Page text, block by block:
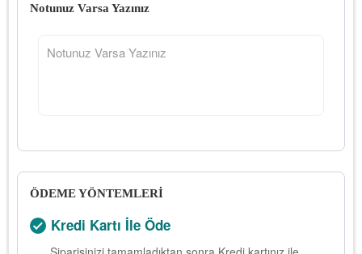
Notunuz Varsa Yazınız
ÖDEME YÖNTEMLERİ
Kredi Kartı İle Öde